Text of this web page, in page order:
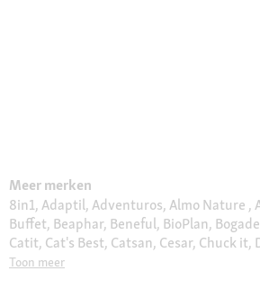
Meer merken
8in1, Adaptil, Adventuros, Almo Nature ,
Buffet, Beaphar, Beneful, BioPlan,
Catit, Cat's Best, Catsan, Cesar, Chuck it,
Delcon, Dogs Creek, Duck, Edgard &
Toon meer